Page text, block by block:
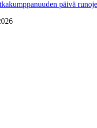
päivä